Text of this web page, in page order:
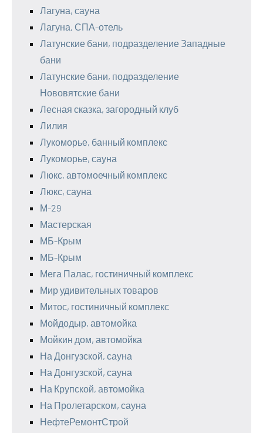
Лагуна, сауна
Лагуна, СПА-отель
Латунские бани, подразделение Западные
бани
Латунские бани, подразделение
Нововятские бани
Лесная сказка, загородный клуб
Лилия
Лукоморье, банный комплекс
Лукоморье, сауна
Люкс, автомоечный комплекс
Люкс, сауна
М-29
Мастерская
МБ-Крым
МБ-Крым
Мега Палас, гостиничный комплекс
Мир удивительных товаров
Митос, гостиничный комплекс
Мойдодыр, автомойка
Мойкин дом, автомойка
На Донгузской, сауна
На Донгузской, сауна
На Крупской, автомойка
На Пролетарском, сауна
НефтеРемонтСтрой